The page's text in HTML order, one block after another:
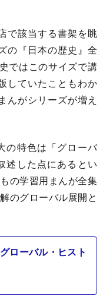
で該当する書架を眺
の『日本の歴史』全
ではこのサイズで講
していたこともわか
んがシリーズが増え
の特色は「グローバ
述した点にあるとい
の学習用まんが全集
のグローバル展開と
ローバル・ヒスト